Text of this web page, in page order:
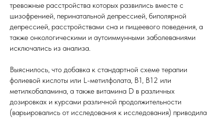
тревожные расстройства которых развились вместе с
шизофренией, перинатальной депрессией, биполярной
депрессией, расстройствами сна и пищеевого поведения, а
также онкологическими и аутоиммунными заболеваниями
исключались из анализа.
Выяснилось, что добавка к стандартной схеме терапии
фолиевой кислоты или L-метилфолата, B1, B12 или
метилкобаламина, а также витамина D в различных
дозировках и курсами различной продолжительности
(варьировались от исследования к исследования) приводила